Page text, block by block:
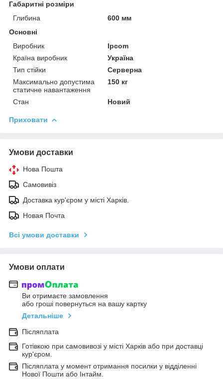
Габаритні розміри
Глибина
600 мм
Основні
Виробник
Ipcom
Країна виробник
Україна
Тип стійки
Серверна
Максимально допустима
статичне навантаження
150 кг
Стан Новий
Приховати
Умови доставки
Нова Пошта
Самовивіз
Доставка кур'єром у місті Харків.
Новая Почта
Всі умови доставки
Умови оплати
Ви отримаєте замовлення
або гроші повернуться на вашу картку
Детальніше
Післяплата
Готівкою при самовивозі у місті Харків або при доставці
кур'єром.
Післяплата у момент отримання посилки у відділенні
Нової Пошти або Інтайм.